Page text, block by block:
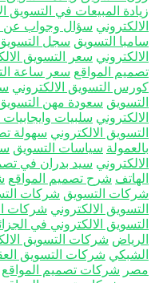
المبيعات في التسويق
سؤال وجواب عن
التسويق سجل التسويق
سعر التسويق
المواقع سعر ساعة
التسويق الالكتروني سعر
سعودة مهن التسويق
سلبيات وايجابيات
الالكتروني سهولة
سياسات التسويق
سيد بدران في تصميم
شرح تصميم المواقع
التسويق شركات
الالكتروني شركات
الالكتروني في الجزائر
شركات التسويق
شركات التسويق
شركات تصميم المواقع